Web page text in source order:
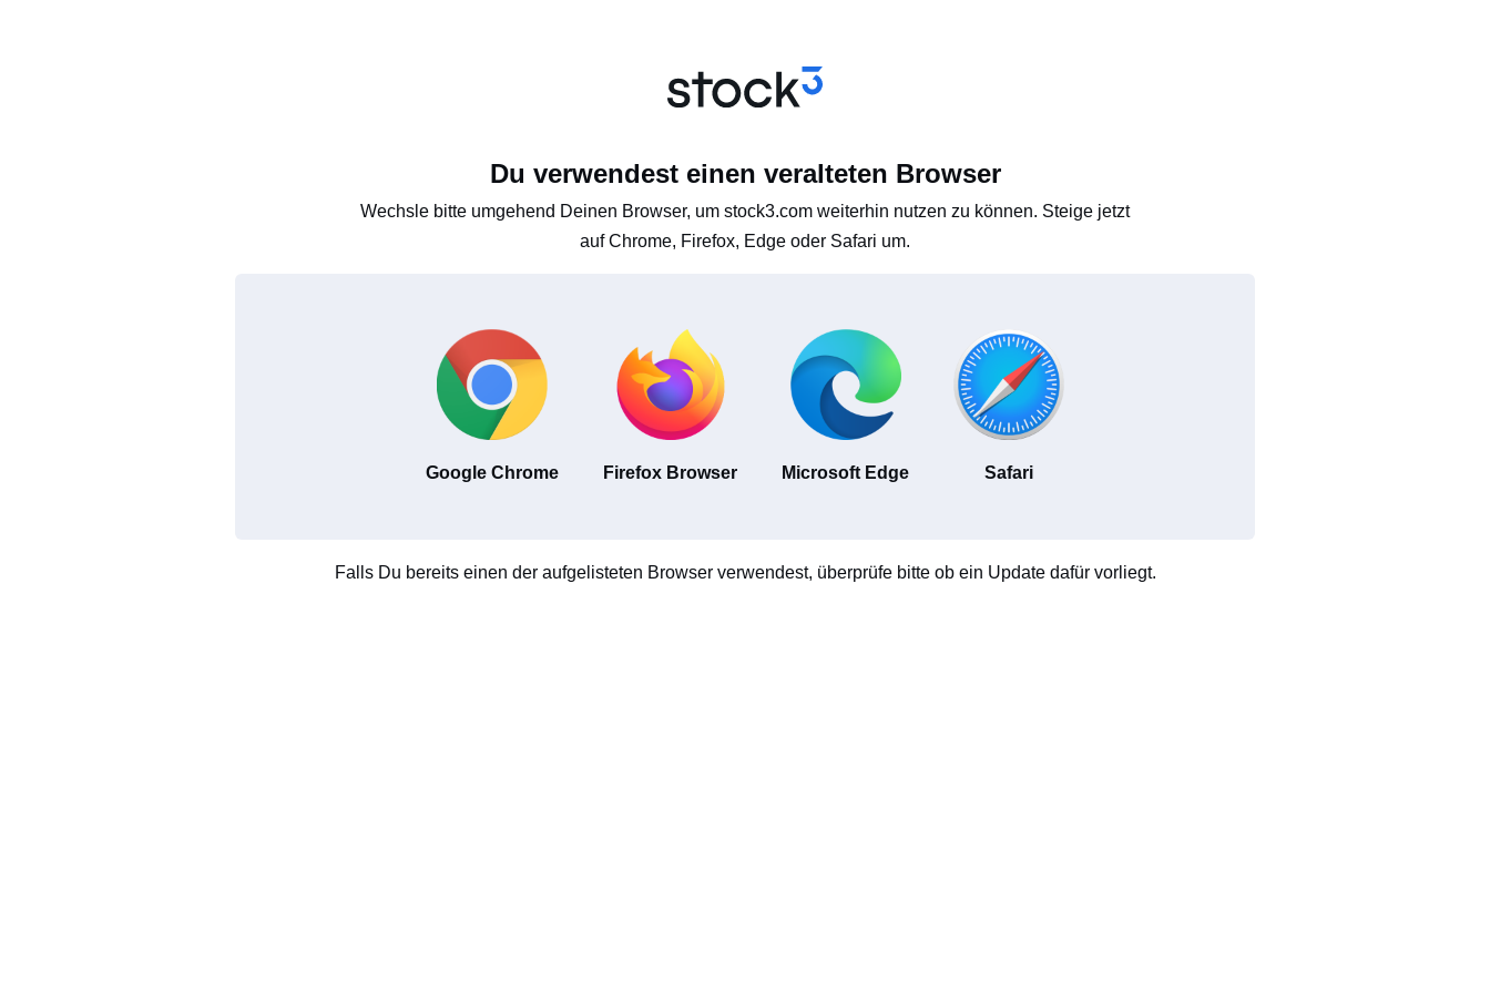
Du verwendest einen veralteten Browser
Wechsle bitte umgehend Deinen Browser, um stock3.com weiterhin nutzen zu können. Steige jetzt
auf Chrome, Firefox, Edge oder Safari um.
Google Chrome Firefox Browser Microsoft Edge Safari
Falls Du bereits einen der aufgelisteten Browser verwendest, überprüfe bitte ob ein Update dafür vorliegt.